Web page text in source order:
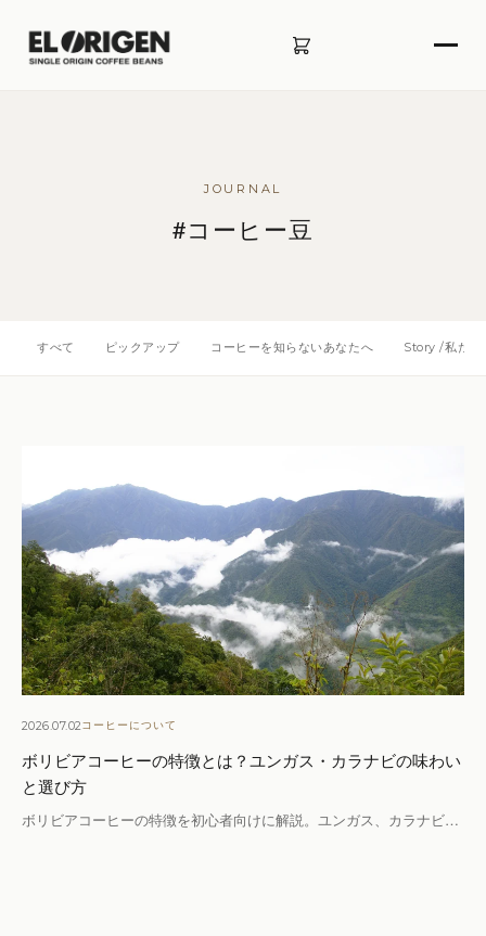
JOURNAL
#コーヒー豆
すべて ピックアップ コーヒーを知らないあなたへ Story /私たち
2026.07.02コーヒーについて
ボリビアコーヒーの特徴とは？ユンガス・カラナビの味わい
と選び方
ボリビアコーヒーの特徴を初心者向けに解説。ユンガス、カラナビ…